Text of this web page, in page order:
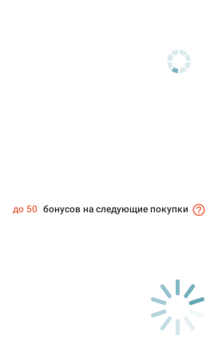
до 50 бонусов на следующие покупки